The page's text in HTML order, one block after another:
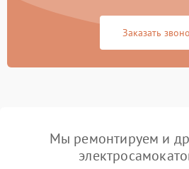
Заказать
Мы ремонтируем и